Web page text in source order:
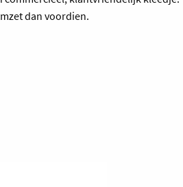
dan voordien.